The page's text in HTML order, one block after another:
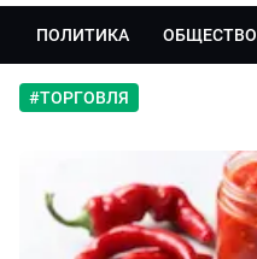
ПОЛИТИКА ОБЩЕСТВО
#ТОРГОВЛЯ